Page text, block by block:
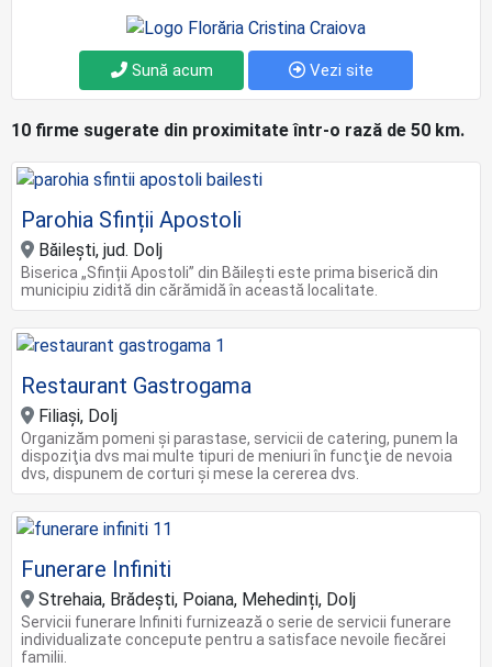
Sună acum Vezi site
10 firme sugerate din proximitate într-o rază de 50 km.
Parohia Sfinții Apostoli
Băilești, jud. Dolj
Biserica „Sfinții Apostoli” din Băilești este prima biserică din
municipiu zidită din cărămidă în această localitate.
Restaurant Gastrogama
Filiaşi, Dolj
Organizăm pomeni şi parastase, servicii de catering, punem la
dispoziţia dvs mai multe tipuri de meniuri în funcţie de nevoia
dvs, dispunem de corturi şi mese la cererea dvs.
Funerare Infiniti
Strehaia, Brădești, Poiana, Mehedinți, Dolj
Servicii funerare Infiniti furnizează o serie de servicii funerare
individualizate concepute pentru a satisface nevoile fiecărei
familii.